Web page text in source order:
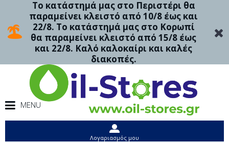
Το κατάστημά μας στο Περιστέρι θα
παραμείνει κλειστό από 10/8 έως και
22/8. Το κατάστημά μας στο Κορωπί
θα παραμείνει κλειστό από 15/8 έως
και 22/8. Καλό καλοκαίρι και καλές
διακοπές.
MENU
Λογαριασμός μου